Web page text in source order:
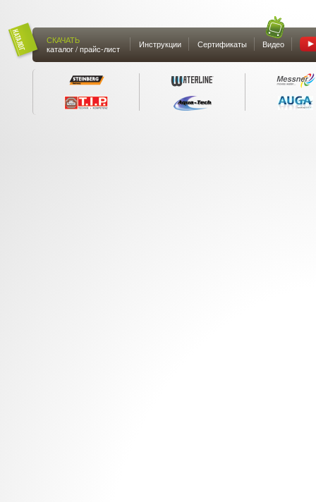
СКАЧАТЬ
каталог / прайс-лист
Инструкции Сертификаты Видео